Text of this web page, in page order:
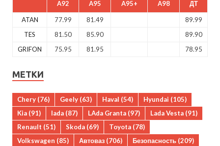
A92 A95 A95+ A98 ДТ
ATAN 77.99 81.49
89.99
TES
81.50 85.90
89.90
GRIFON
75.95 81.95 78.95
МЕТКИ
Chery (76) Geely (63) Haval (54) Hyundai (105)
Kia (91) lada (87) LAda Granta (97) Lada Vesta (91)
Renault (51) Skoda (69) Toyota (78)
Volkswagen (85) Автоваз (706) Безопасность (209)